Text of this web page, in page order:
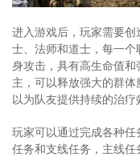
进入游戏后，玩家需要
士、法师和道士，每一
身攻击，具有高生命值
主，可以释放强大的群
以为队友提供持续的治疗
玩家可以通过完成各种
任务和支线任务，主线